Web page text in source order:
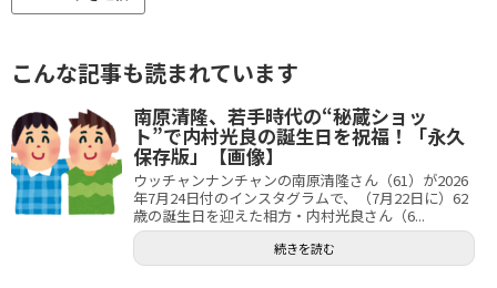
こんな記事も読まれています
南原清隆、若手時代の“秘蔵ショッ
ト”で内村光良の誕生日を祝福！「永久
保存版」【画像】
ウッチャンナンチャンの南原清隆さん（61）が2026
年7月24日付のインスタグラムで、（7月22日に）62
歳の誕生日を迎えた相方・内村光良さん（6...
続きを読む